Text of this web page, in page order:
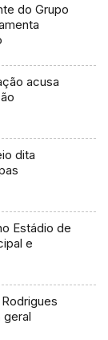
do Grupo
acusa
dita
Estádio de
e
geral